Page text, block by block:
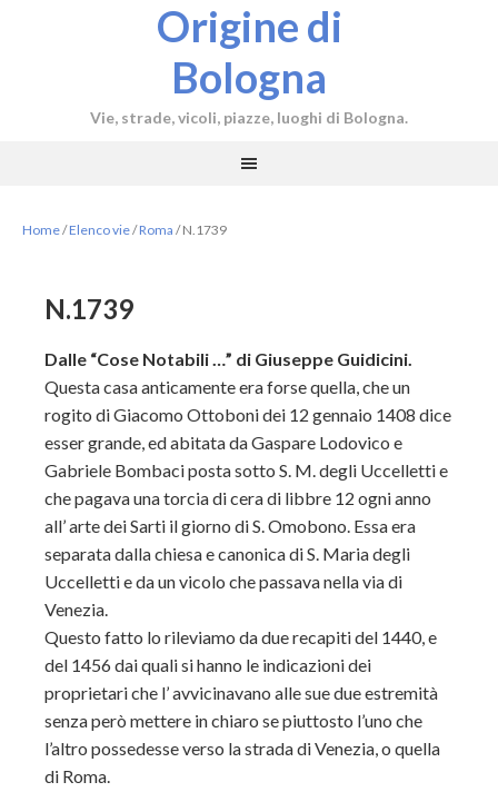
Origine di
Bologna
Vie, strade, vicoli, piazze, luoghi di Bologna.
Home/Elenco vie/Roma /N.1739
N.1739
Dalle “Cose Notabili …” di Giuseppe Guidicini.
Questa casa anticamente era forse quella, che un
rogito di Giacomo Ottoboni dei 12 gennaio 1408 dice
esser grande, ed abitata da Gaspare Lodovico e
Gabriele Bombaci posta sotto S. M. degli Uccelletti e
che pagava una torcia di cera di libbre 12 ogni anno
all’ arte dei Sarti il giorno di S. Omobono. Essa era
separata dalla chiesa e canonica di S. Maria degli
Uccelletti e da un vicolo che passava nella via di
Venezia.
Questo fatto lo rileviamo da due recapiti del 1440, e
del 1456 dai quali si hanno le indicazioni dei
proprietari che l’ avvicinavano alle sue due estremità
senza però mettere in chiaro se piuttosto l’uno che
l’altro possedesse verso la strada di Venezia, o quella
di Roma.